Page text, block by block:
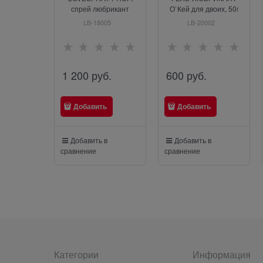
спрей любрикант
(силиконовый), 18мл
LB-18005
1 200 руб.
Добавить
Добавить в
сравнение
О`Кей для двоих, 50г
арт. LB-20002
LB-20002
600 руб.
Добавить
Добавить в
сравнение
Категории Информация